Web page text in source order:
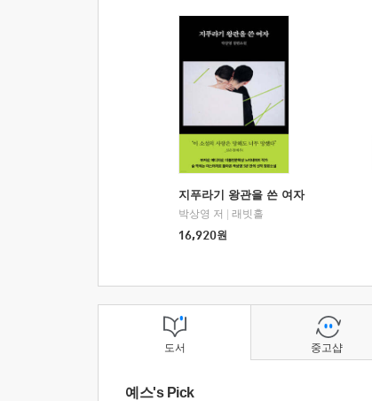
지푸라기 왕관을 쓴 여자
박상영 저
래빗홀
16,920원
도서
예스's Pick
중고샵